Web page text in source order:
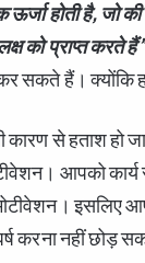
ऊर्जा होती है, जो
को प्राप्त करते
सकते हैं। क्योंकि
कारण से हताश हो
आपको कार्य
इसलिए
करना नहीं छोड़